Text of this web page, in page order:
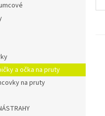
a očka na pruty
na pruty